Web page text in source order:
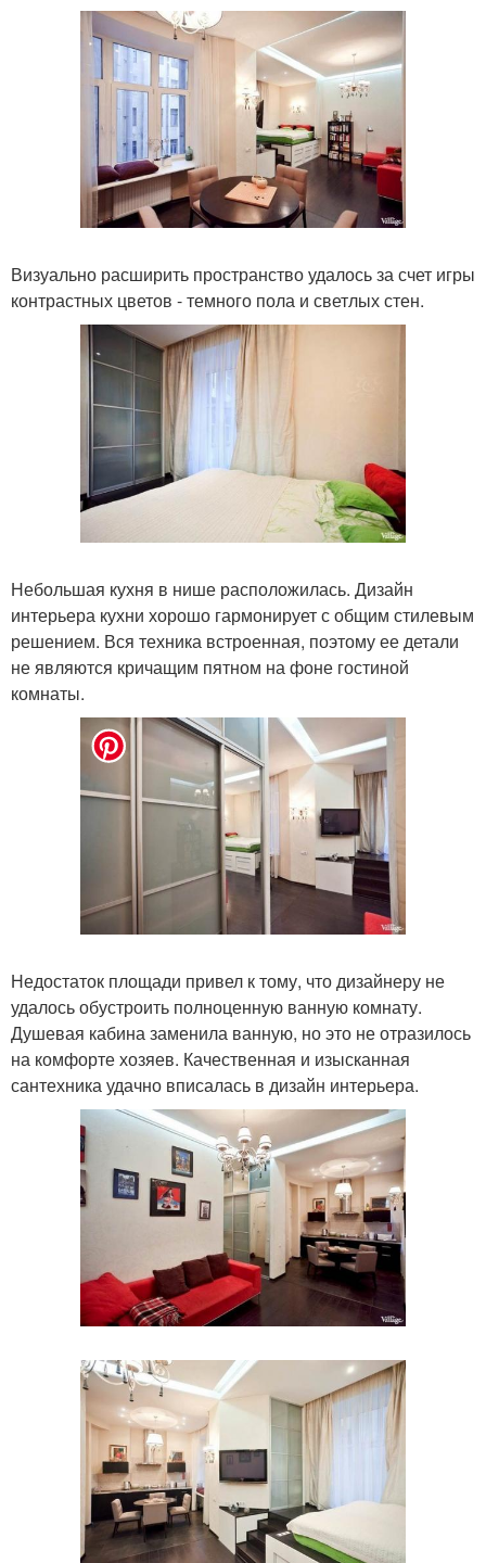
Визуально расширить пространство удалось за счет игры
контрастных цветов - темного пола и светлых стен.
Небольшая кухня в нише расположилась. Дизайн
интерьера кухни хорошо гармонирует с общим стилевым
решением. Вся техника встроенная, поэтому ее детали
не являются кричащим пятном на фоне гостиной
комнаты.
Недостаток площади привел к тому, что дизайнеру не
удалось обустроить полноценную ванную комнату.
Душевая кабина заменила ванную, но это не отразилось
на комфорте хозяев. Качественная и изысканная
сантехника удачно вписалась в дизайн интерьера.